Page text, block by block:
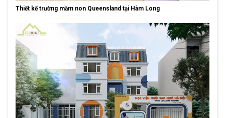
Thiết kế trường mầm non Queensland tại Hàm Long